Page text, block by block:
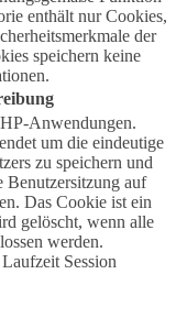
enthält nur Cookies,
der
speichern keine
Anwendungen.
um die eindeutige
zu speichern und
Benutzersitzung auf
Das Cookie ist ein
gelöscht, wenn alle
werden.
Laufzeit Session